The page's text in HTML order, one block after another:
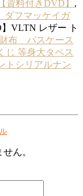
資料付きDVD】 ,
ダフマッケイガ
】VLTN レザー ト
布 パスケース
じ 等身大タペス
トシリアルナン
ん。